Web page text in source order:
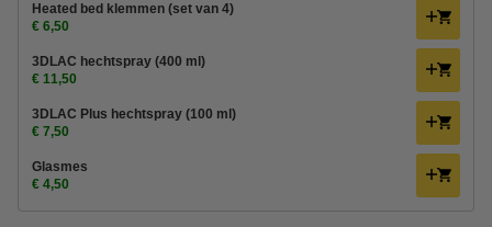
Heated bed klemmen (set van 4)
€ 6,50
3DLAC hechtspray (400 ml)
€ 11,50
3DLAC Plus hechtspray (100 ml)
€ 7,50
Glasmes
€ 4,50